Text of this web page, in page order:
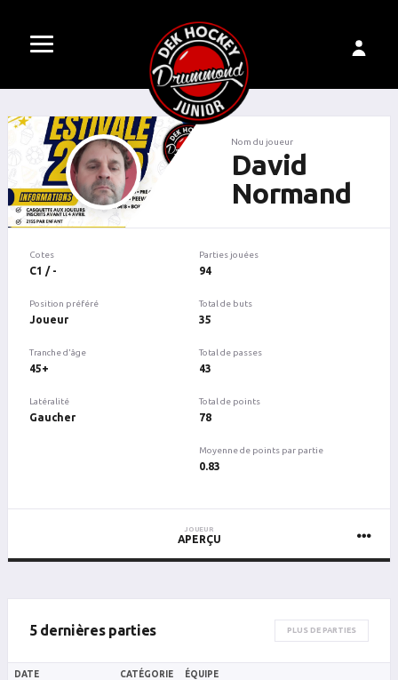
Nom du joueur
David
Normand
Cotes
C1 / -
Position préféré
Joueur
Tranche d'âge
45+
Latéralité
Gaucher
Parties jouées
94
Total de buts
35
Total de passes
43
Total de points
78
Moyenne de points par partie
0.83
JOUEUR
APERÇU
5 dernières parties PLUS DE PARTIES
DATE CATÉGORIE ÉQUIPE